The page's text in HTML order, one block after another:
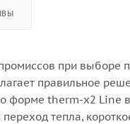
при выборе
правильное
форме therm-x2
тепла,